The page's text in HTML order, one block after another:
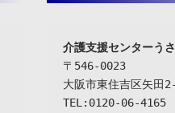
介護支援センターう
〒546-0023
大阪市東住吉区矢田
TEL:0120-06-4165